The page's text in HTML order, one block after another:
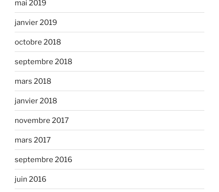
mai 2019
janvier 2019
octobre 2018
septembre 2018
mars 2018
janvier 2018
novembre 2017
mars 2017
septembre 2016
juin 2016